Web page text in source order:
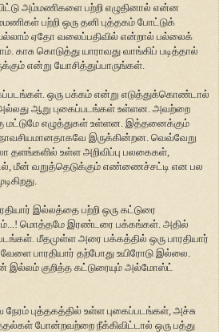
அம்மணிகளை பற்றி எழுதினால் என்ன
பற்றி ஒரு தனி புத்தகம் போட்டுக்
ஏதோ வலைப்பதிவில் என்றால் பல்லைக்
காசு கொடுத்து யாராவது வாங்கிப் படித்தால்
என்று யோசித்துப்பாருங்கள்.
ஒரு பக்கம் என்று எடுத்துக்கொண்டால்
அல்லது ஆறு புகைப்படங்கள் உள்ளன. அவற்றை
மட்டுமே எழுத்துகள் உள்ளன. இத்தனைக்கும்
இருக்கின்றன. வெவ்வேறு
தளங்களில் உள்ள அறிவிப்பு பலகைகள்,
மீன் வறுத்தெடுக்கும் எண்ணைச்சட்டி என பல
இல்லத்தை பற்றி ஒரு கட்டுரை
மொத்தமே இரண்டரை பக்கங்கள். அதில்
மீதமுள்ள அரை பக்கத்தில் ஒரு பாரதியார்
பாரதியார் தற்போது உயிரோடு இல்லை.
இல்லம் குறித்த கட்டுரையும் அல்மோஸ்ட்
புத்தகத்தில் உள்ள புகைப்படங்கள், அச்சு
போன்றவற்றை நீக்கிவிட்டால் ஒரு பத்து